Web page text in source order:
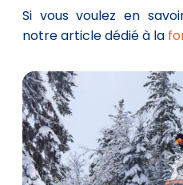
Si vous voulez en
notre article dédié à la